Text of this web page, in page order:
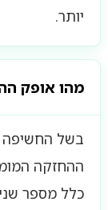
יותר.
מהו אופק
בשל החשיפה
ההחזקה
כלל מספר